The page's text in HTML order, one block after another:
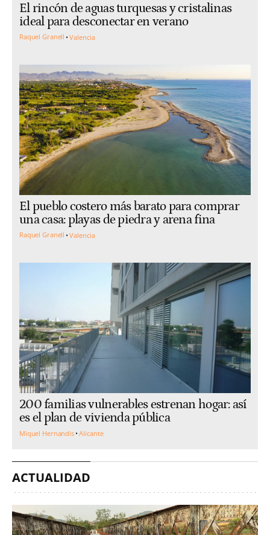
El rincón de aguas turquesas y cristalinas
ideal para desconectar en verano
Raquel Granell Valencia
El pueblo costero más barato para comprar
una casa: playas de piedra y arena fina
Raquel Granell Valencia
200 familias vulnerables estrenan hogar: así
es el plan de vivienda pública
Miquel Hernandis Alicante
ACTUALIDAD